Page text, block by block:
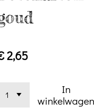
2,65
In